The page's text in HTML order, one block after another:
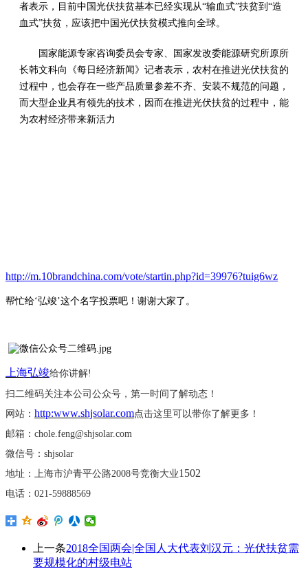
者表示，目前中国光伏扶贫基本已经实现从“输血式”扶贫到“造
血式”扶贫，应该把中国光伏扶贫模式推向全球。
国家能源专家咨询委员会专家、国家发改委能源研究所原所
长韩文科向《每日经济新闻》记者表示，农村在推进光伏扶贫的
过程中，也会存在一些产品质量参差不齐、安装不规范的问题，
而大型企业具有领先的技术，因而在推进光伏扶贫的过程中，能
为农村经济带来新活力
http://m.10brandchina.com/vote/startin.php?id=39976?tuig6wz
帮忙给‘弘竣’这个名字投票吧！谢谢大家了。
上海弘竣给你讲解!
扫二维码关注本公司公众号，第一时间了解动态！
网站： http:www.shjsolar.com点击这里可以带你了解更多！
邮箱： chole.feng@shjsolar.com
微信号： shjsolar
地址：上海市沪青平公路2008号竞衡大业1502
电话： 021-59888569
上一条2018全国两会|全国人大代表刘汉元：光伏扶贫需
要规模化的村级电站